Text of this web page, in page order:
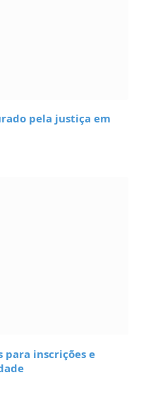
pela justiça em
para inscrições e